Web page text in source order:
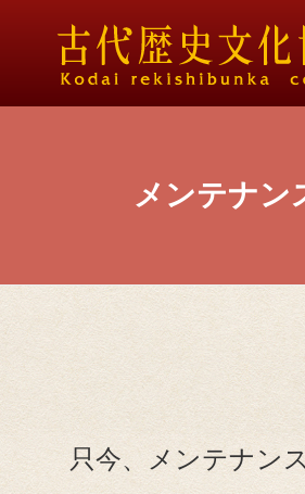
メンテナン
只今、メンテナン